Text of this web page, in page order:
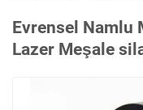
Evrensel Namlu
Lazer Meşale